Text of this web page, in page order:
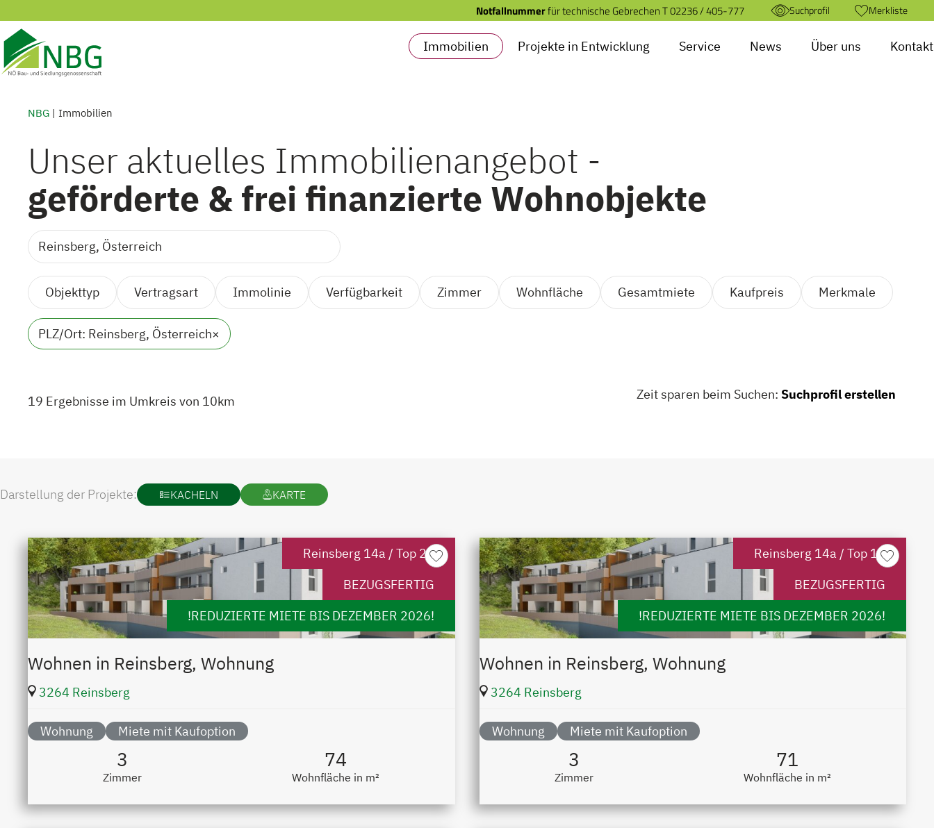
content
Notfallnummerfür technische Gebrechen T02236 / 405-777 Suchprofil Merkliste
Immobilien Projekte in Entwicklung Service News Über uns Kontakt
NBG | Immobilien
Unser aktuelles Immobilienangebot -
geförderte & frei finanzierte Wohnobjekte
Type 2 or more characters for results.
Objekttyp Vertragsart Immolinie Verfügbarkeit Zimmer Wohnfläche Gesamtmiete Kaufpreis Merkmale
PLZ/Ort: Reinsberg, Österreich×
19 Ergebnisse im Umkreis von 10km Zeit sparen beim Suchen: Suchprofil erstellen
Darstellung der Projekte: KACHELN KARTE
Reinsberg 14a / Top 22
BEZUGSFERTIG
!REDUZIERTE MIETE BIS DEZEMBER 2026!
Wohnen in Reinsberg, Wohnung
3264 Reinsberg
Wohnung Miete mit Kaufoption
3
Zimmer
74
Wohnfläche in m²
merken
Reinsberg 14a / Top 12
BEZUGSFERTIG
!REDUZIERTE MIETE BIS DEZEMBER 2026!
Wohnen in Reinsberg, Wohnung
3264 Reinsberg
Wohnung Miete mit Kaufoption
3
Zimmer
71
Wohnfläche in m²